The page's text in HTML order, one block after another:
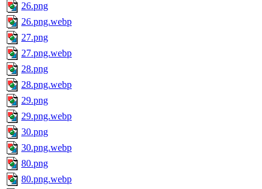
26.png
26.png.webp
27.png
27.png.webp
28.png
28.png.webp
29.png
29.png.webp
30.png
30.png.webp
80.png
80.png.webp